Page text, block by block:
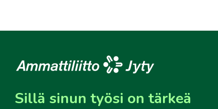
Sillä sinun työsi on tärkeä